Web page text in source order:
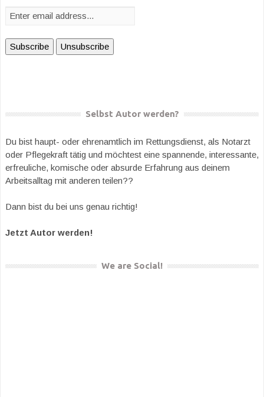
Selbst Autor werden?
Du bist haupt- oder ehrenamtlich im Rettungsdienst, als Notarzt
oder Pflegekraft tätig und möchtest eine spannende, interessante,
erfreuliche, komische oder absurde Erfahrung aus deinem
Arbeitsalltag mit anderen teilen??
Dann bist du bei uns genau richtig!
Jetzt Autor werden!
We are Social!